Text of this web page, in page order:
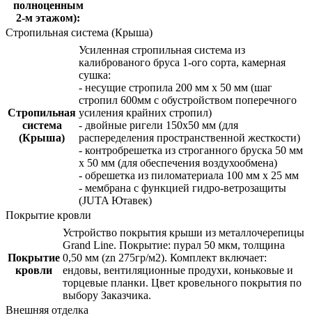
полноценным
2-м этажом):
Стропильная система (Крыша)
Стропильная
система
(Крыша)
Усиленная стропильная система из
калиброваного бруса 1-ого сорта, камерная
сушка:
- несущие стропила 200 мм x 50 мм (шаг
стропил 600мм с обустройством поперечного
усиления крайних стропил)
- двойные ригели 150х50 мм (для
распеределения пространственной жесткости)
- контробрешетка из строганного бруска 50 мм
x 50 мм (для обеспечения воздухообмена)
- обрешетка из пиломатериала 100 мм x 25 мм
- мембрана с функцией гидро-ветрозащиты
(JUTA Ютавек)
Покрытие кровли
Покрытие
кровли
Устройство покрытия крыши из металлочерепицы
Grand Line. Покрытие: пурал 50 мкм, толщина
0,50 мм (zn 275гр/м2). Комплект включает:
ендовы, вентиляционные продухи, коньковые и
торцевые планки. Цвет кровельного покрытия по
выбору Заказчика.
Внешняя отделка